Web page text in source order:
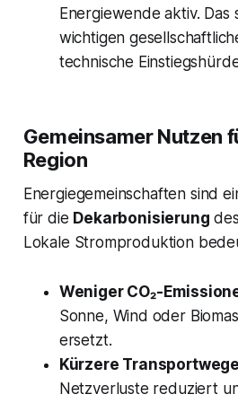
Energiewende aktiv.
wichtigen
technische
Gemeinsamer Nutzen
Region
Energiegemeinschaften sind
für die Dekarbonisierung
Lokale Stromproduktion
Weniger CO₂-
Sonne, Wind oder
ersetzt.
Kürzere Transportwege
Netzverluste reduziert